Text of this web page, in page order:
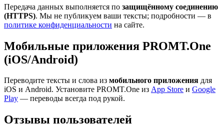
Передача данных выполняется по защищённому соединению
(HTTPS). Мы не публикуем ваши тексты; подробности — в
политике конфиденциальности на сайте.
Мобильные приложения PROMT.One
(iOS/Android)
Переводите тексты и слова из мобильного приложения для
iOS и Android. Установите PROMT.One из App Store и Google
Play — переводы всегда под рукой.
Отзывы пользователей